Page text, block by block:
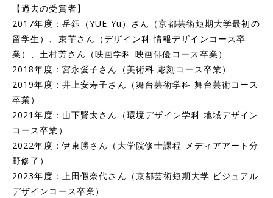
【過去の受賞者】
2017年度：岳鈺（YUE Yu）さん（京都芸術短期大学最初の
留学生）、束芋さん（デザイン科 情報デザインコース卒
業）、土村芳さん（映画学科 映画俳優コース卒業）
2018年度：宮永愛子さん（美術科 彫刻コース卒業）
2019年度：井上安寿子さん（舞台芸術学科 舞台芸術コース
卒業）
2021年度：山下賢太さん（環境デザイン学科 地域デザイン
コース卒業）
2022年度：伊東勝さん（大学院修士課程 メディアアート分
野修了）
2023年度：上田假奈代さん（京都芸術短期大学 ビジュアル
デザインコース卒業）